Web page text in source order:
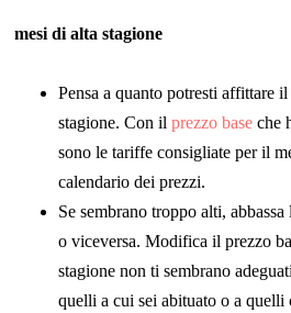
mesi di alta stagione
Pensa a quanto potresti affittare
stagione. Con il prezzo baseche
sono le tariffe consigliate per il
calendario dei prezzi.
Se sembrano troppo alti,
o viceversa. Modifica il prezzo
stagione non ti sembrano
quelli a cui sei abituato o a quelli